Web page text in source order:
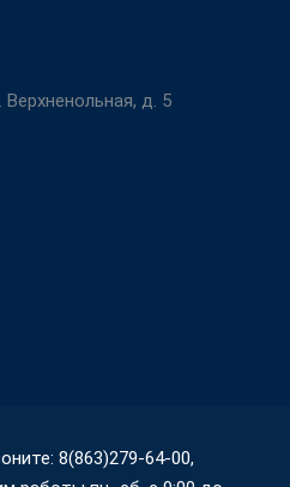
д. 5
8(863)279-64-00,